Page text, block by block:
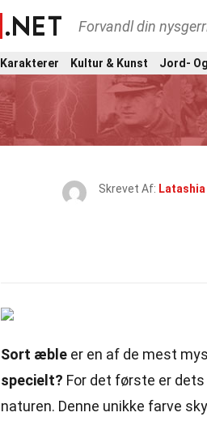
Forvandl din
Karakterer Kultur & Kunst Jord-
Skrevet Af:
Sort æble er en af de mest
specielt? For det første er
naturen. Denne unikke farve